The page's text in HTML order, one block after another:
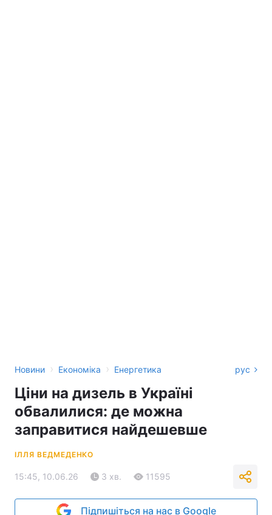
Новини › Економіка › Енергетика рус
Ціни на дизель в Україні
обвалилися: де можна
заправитися найдешевше
ІЛЛЯ ВЕДМЕДЕНКО
15:45, 10.06.26 3 хв. 11595
Підпишіться на нас в Google